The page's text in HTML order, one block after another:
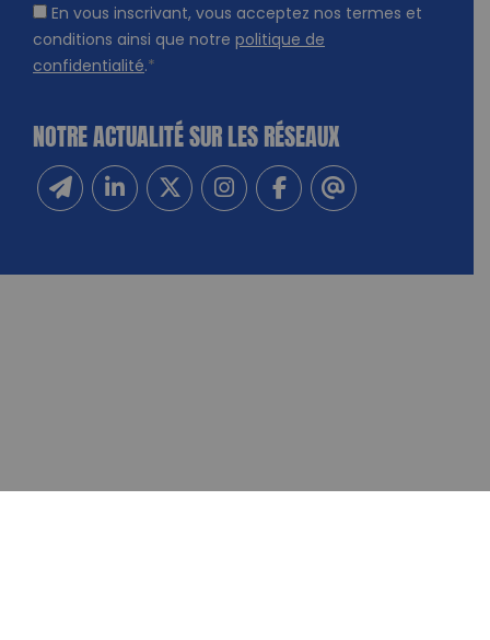
En vous inscrivant, vous acceptez nos termes et
conditions ainsi que notre politique de
confidentialité.*
NOTRE ACTUALITÉ SUR LES RÉSEAUX